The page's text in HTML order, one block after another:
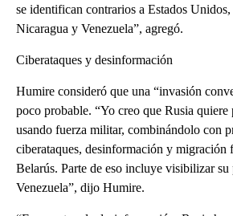
se identifican contrarios a Estados
Nicaragua y Venezuela”, agregó.
Ciberataques y desinformación
Humire consideró que una “invasión
poco probable. “Yo creo que Rusia quiere
usando fuerza militar, combinándolo con
ciberataques, desinformación y migración
Belarús. Parte de eso incluye visibilizar su
Venezuela”, dijo Humire.